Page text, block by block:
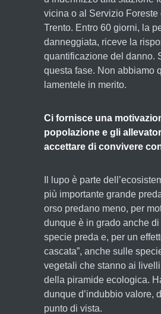
vicina o al Servizio Foreste
Trento. Entro 60 giorni, la
danneggiata, riceve la
quantificazione del danno.
questa fase. Non abbiamo
lamentele in merito.
Ci fornisce una
popolazione e gli
accettare di convivere
Il lupo è parte
più importante grande
orso predano meno, per
dunque è in grado anche
specie preda e, per un
cascata”, anche sulle
vegetali che stanno ai
della piramide ecologica.
dunque d’indubbio valore,
punto di vista.